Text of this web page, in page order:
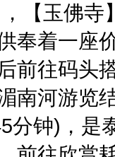
【玉佛寺
奉着一座
前往码头
南河游览
分钟)，是